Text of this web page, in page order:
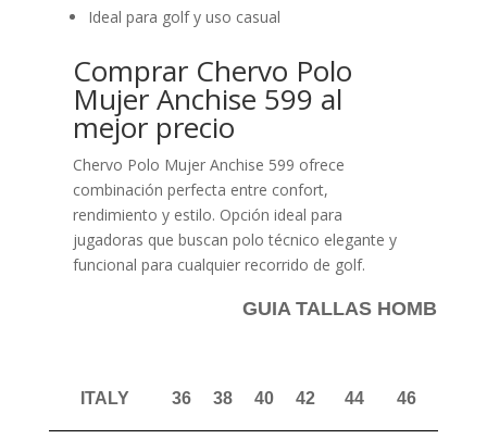
Ideal para golf y uso casual
Comprar Chervo Polo
Mujer Anchise 599 al
mejor precio
Chervo Polo Mujer Anchise 599 ofrece
combinación perfecta entre confort,
rendimiento y estilo. Opción ideal para
jugadoras que buscan polo técnico elegante y
funcional para cualquier recorrido de golf.
GUIA TALLAS HOMBRE
ITALY 36 38 40 42 44 46